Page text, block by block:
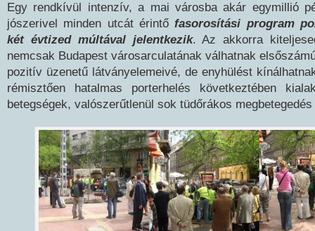
Egy rendkívül intenzív, a mai városba akár egymillió
jószerivel minden utcát érintőfasorosítási program
két évtized múltával jelentkezik. Az akkorra
nemcsak Budapest városarculatának válhatnak
pozitív üzenetű látványelemeivé, de enyhülést
rémisztően hatalmas porterhelés következtében
betegségek, valószerűtlenül sok tüdőrákos